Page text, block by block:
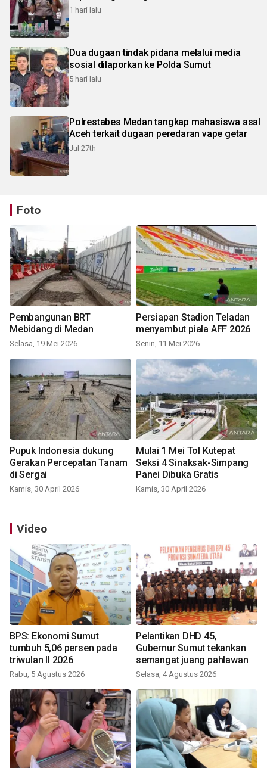
1 hari lalu
Dua dugaan tindak pidana melalui media
sosial dilaporkan ke Polda Sumut
5 hari lalu
Polrestabes Medan tangkap mahasiswa asal
Aceh terkait dugaan peredaran vape getar
Jul 27th
Foto
Pembangunan BRT
Mebidang di Medan
Selasa, 19 Mei 2026
Persiapan Stadion Teladan
menyambut piala AFF 2026
Senin, 11 Mei 2026
Pupuk Indonesia dukung
Gerakan Percepatan Tanam
di Sergai
Kamis, 30 April 2026
Mulai 1 Mei Tol Kutepat
Seksi 4 Sinaksak-Simpang
Panei Dibuka Gratis
Kamis, 30 April 2026
Video
BPS: Ekonomi Sumut
tumbuh 5,06 persen pada
triwulan II 2026
Rabu, 5 Agustus 2026
Pelantikan DHD 45,
Gubernur Sumut tekankan
semangat juang pahlawan
Selasa, 4 Agustus 2026